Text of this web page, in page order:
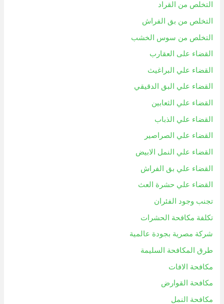
التخلص من القراد
التخلص من بق الفراش
التخلص من سوس الخشب
القضاء على العقارب
القضاء علي البراغيث
القضاء علي البق الدقيقي
القضاء علي الثعابين
القضاء علي الذباب
القضاء علي الصراصير
القضاء علي النمل الابيض
القضاء علي بق الفراش
القضاء علي حشرة العث
تجنب وجود الفئران
تكلفة مكافحة الحشرات
شركة مصرية بجودة عالمية
طرق المكافحة السليمة
مكافحة الافات
مكافحة القوارض
مكافحة النمل